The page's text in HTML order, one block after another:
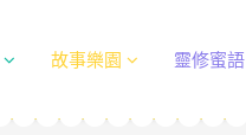
故事樂園 靈修蜜語